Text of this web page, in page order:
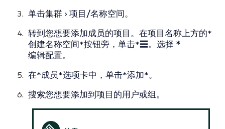
单击集群 项目/名称空间。
转到您想要添加成员的项目。在项目名称上方的*
创建名称空间*按钮旁，单击*☰。选择 *
编辑配置。
在*成员*选项卡中，单击*添加*。
搜索您想要添加到项目的用户或组。